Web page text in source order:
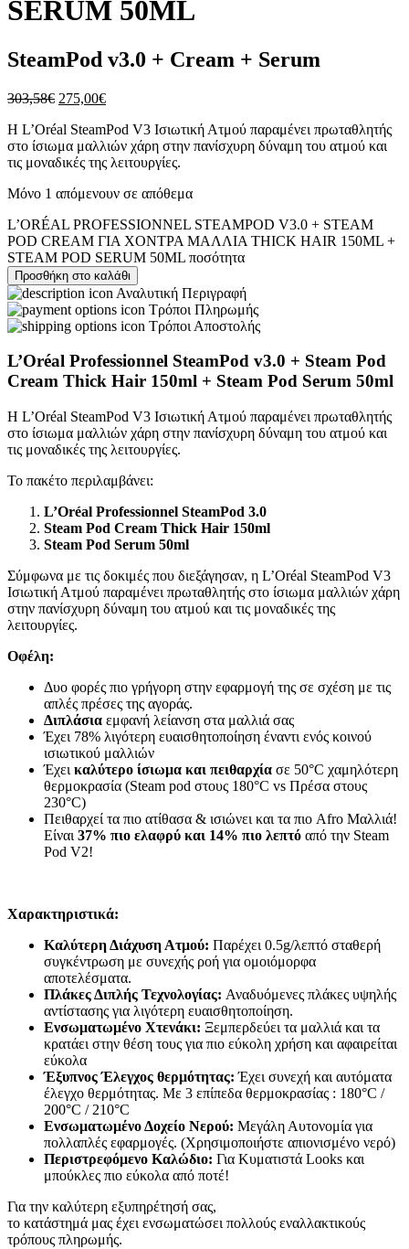
SERUM 50ML
SteamPod v3.0 + Cream + Serum
303,58€ 275,00€
H L’Oréal SteamPod V3 Ισιωτική Ατμού παραμένει πρωταθλητής
στο ίσιωμα μαλλιών χάρη στην πανίσχυρη δύναμη του ατμού και
τις μοναδικές της λειτουργίες.
Μόνο 1 απόμενουν σε απόθεμα
L’ORÉAL PROFESSIONNEL STEAMPOD V3.0 + STEAM
POD CREAM ΓΙΑ ΧΟΝΤΡΑ ΜΑΛΛΙΑ THICK HAIR 150ML +
STEAM POD SERUM 50ML ποσότητα
Προσθήκη στο καλάθι
Αναλυτική Περιγραφή
Τρόποι Πληρωμής
Τρόποι Αποστολής
L’Oréal Professionnel SteamPod v3.0 + Steam Pod
Cream Thick Hair 150ml + Steam Pod Serum 50ml
H L’Oréal SteamPod V3 Ισιωτική Ατμού παραμένει πρωταθλητής
στο ίσιωμα μαλλιών χάρη στην πανίσχυρη δύναμη του ατμού και
τις μοναδικές της λειτουργίες.
Το πακέτο περιλαμβάνει:
L’Oréal Professionnel SteamPod 3.0
Steam Pod Cream Thick Hair 150ml
Steam Pod Serum 50ml
Σύμφωνα με τις δοκιμές που διεξάγησαν, η L’Oréal SteamPod V3
Ισιωτική Ατμού παραμένει πρωταθλητής στο ίσιωμα μαλλιών χάρη
στην πανίσχυρη δύναμη του ατμού και τις μοναδικές της
λειτουργίες.
Οφέλη:
Δυο φορές πιο γρήγορη στην εφαρμογή της σε σχέση με τις
απλές πρέσες της αγοράς.
Διπλάσια εμφανή λείανση στα μαλλιά σας
Έχει 78% λιγότερη ευαισθητοποίηση έναντι ενός κοινού
ισιωτικού μαλλιών
Έχει καλύτερο ίσιωμα και πειθαρχία σε 50°C χαμηλότερη
θερμοκρασία (Steam pod στους 180°C vs Πρέσα στους
230°C)
Πειθαρχεί τα πιο ατίθασα & ισιώνει και τα πιο Afro Μαλλιά!
Είναι 37% πιο ελαφρύ και 14% πιο λεπτό από την Steam
Pod V2!
Xαρακτηριστικά:
Καλύτερη Διάχυση Ατμού: Παρέχει 0.5g/λεπτό σταθερή
συγκέντρωση με συνεχής ροή για ομοιόμορφα
αποτελέσματα.
Πλάκες Διπλής Τεχνολογίας: Αναδυόμενες πλάκες υψηλής
αντίστασης για λιγότερη ευαισθητοποίηση.
Ενσωματωμένο Χτενάκι: Ξεμπερδεύει τα μαλλιά και τα
κρατάει στην θέση τους για πιο εύκολη χρήση και αφαιρείται
εύκολα
Έξυπνος Έλεγχος θερμότητας: Έχει συνεχή και αυτόματα
έλεγχο θερμότητας. Με 3 επίπεδα θερμοκρασίας : 180°C /
200°C / 210°C
Ενσωματωμένο Δοχείο Νερού: Μεγάλη Αυτονομία για
πολλαπλές εφαρμογές. (Χρησιμοποιήστε απιονισμένο νερό)
Περιστρεφόμενο Καλώδιο: Για Κυματιστά Looks και
μπούκλες πιο εύκολα από ποτέ!
Για την καλύτερη εξυπηρέτησή σας,
το κατάστημά μας έχει ενσωματώσει πολλούς εναλλακτικούς
τρόπους πληρωμής.